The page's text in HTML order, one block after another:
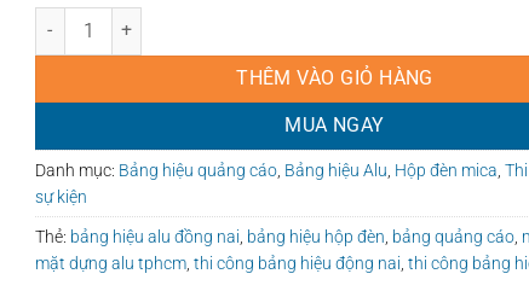
mặt dựng alu, bảng hiệu hộp đèn, bảng quảng cáo số lượng
THÊM VÀO GIỎ HÀNG
MUA NGAY
Danh mục: Bảng hiệu quảng cáo Bảng hiệu Alu Hộp đèn mica
sự kiện
Thẻ: bảng hiệu alu đồng nai bảng hiệu hộp đèn bảng quảng cáo
mặt dựng alu tphcm thi công bảng hiệu động nai thi công bảng